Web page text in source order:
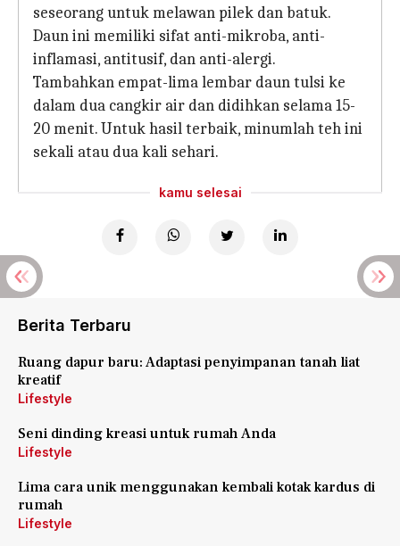
seseorang untuk melawan pilek dan batuk.
Daun ini memiliki sifat anti-mikroba, anti-
inflamasi, antitusif, dan anti-alergi.
Tambahkan empat-lima lembar daun tulsi ke
dalam dua cangkir air dan didihkan selama 15-
20 menit. Untuk hasil terbaik, minumlah teh ini
sekali atau dua kali sehari.
kamu selesai
Berita Terbaru
Ruang dapur baru: Adaptasi penyimpanan tanah liat
kreatif
Lifestyle
Seni dinding kreasi untuk rumah Anda
Lifestyle
Lima cara unik menggunakan kembali kotak kardus di
rumah
Lifestyle